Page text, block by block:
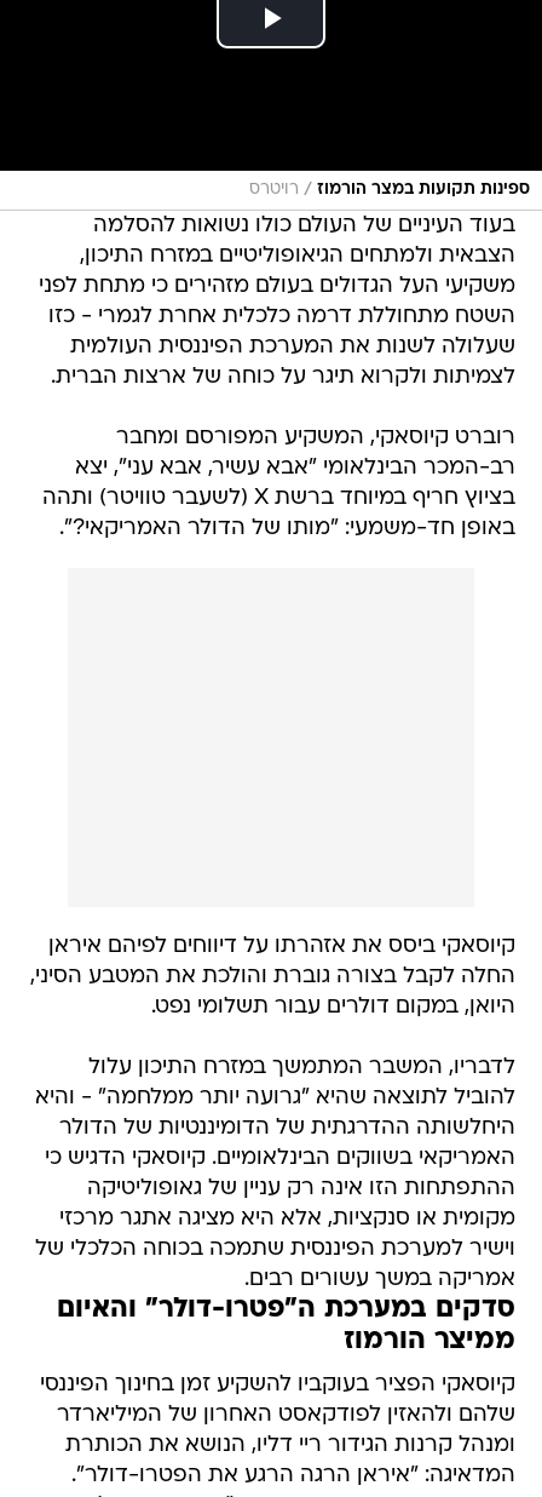
ספינות תקועות במצר הורמוז / רויטרס
בעוד העיניים של העולם כולו נשואות להסלמה
הצבאית ולמתחים הגיאופוליטיים במזרח התיכון,
משקיעי העל הגדולים בעולם מזהירים כי מתחת לפני
השטח מתחוללת דרמה כלכלית אחרת לגמרי - כזו
שעלולה לשנות את המערכת הפיננסית העולמית
לצמיתות ולקרוא תיגר על כוחה של ארצות הברית.
רוברט קיוסאקי, המשקיע המפורסם ומחבר
רב-המכר הבינלאומי "אבא עשיר, אבא עני", יצא
בציוץ חריף במיוחד ברשת X (לשעבר טוויטר) ותהה
באופן חד-משמעי: "מותו של הדולר האמריקאי?".
קיוסאקי ביסס את אזהרתו על דיווחים לפיהם איראן
החלה לקבל בצורה גוברת והולכת את המטבע הסיני,
היואן, במקום דולרים עבור תשלומי נפט.
לדבריו, המשבר המתמשך במזרח התיכון עלול
להוביל לתוצאה שהיא "גרועה יותר ממלחמה" - והיא
היחלשותה ההדרגתית של הדומיננטיות של הדולר
האמריקאי בשווקים הבינלאומיים. קיוסאקי הדגיש כי
ההתפתחות הזו אינה רק עניין של גאופוליטיקה
מקומית או סנקציות, אלא היא מציגה אתגר מרכזי
וישיר למערכת הפיננסית שתמכה בכוחה הכלכלי של
אמריקה במשך עשורים רבים.
סדקים במערכת ה"פטרו-דולר" והאיום
ממיצר הורמוז
קיוסאקי הפציר בעוקביו להשקיע זמן בחינוך הפיננסי
שלהם ולהאזין לפודקאסט האחרון של המיליארדר
ומנהל קרנות הגידור ריי דליו, הנושא את הכותרת
המדאיגה: "איראן הרגה הרגע את הפטרו-דולר".